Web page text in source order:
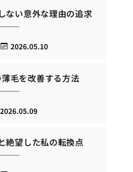
ない意外な理由の追求
2026.05.10
毛を改善する方法
2026.05.09
絶望した私の転換点